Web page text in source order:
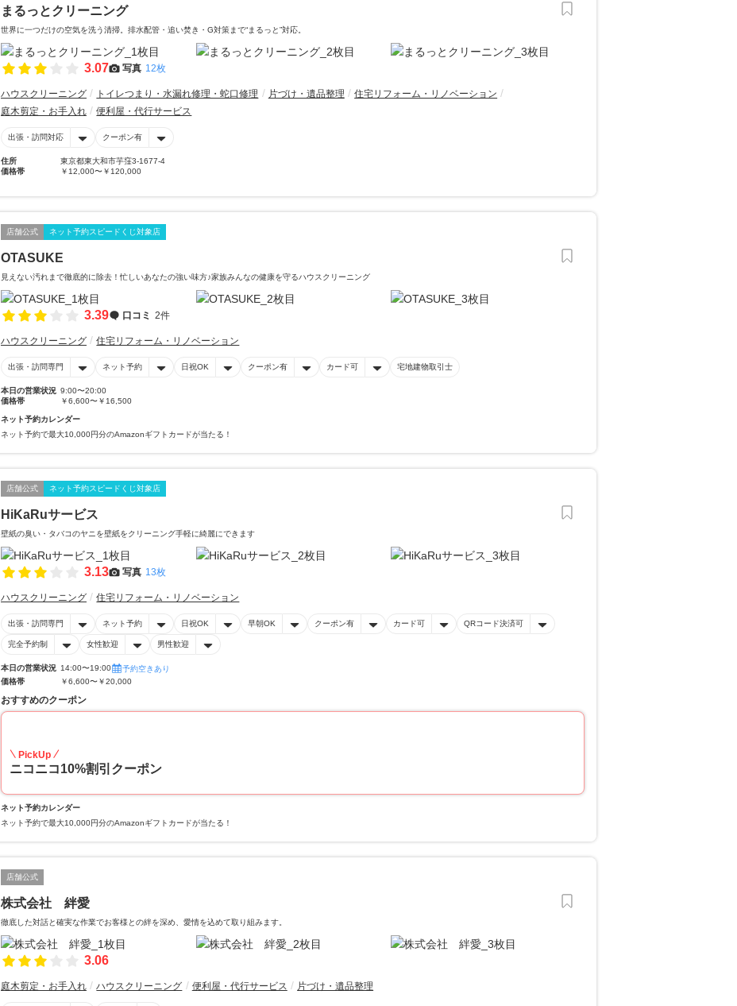
まるっとクリーニング
世界に一つだけの空気を洗う清掃。排水配管・追い焚き・G対策まで“まるっと”対応。
3.07 写真 12枚
ハウスクリーニング トイレつまり・水漏れ修理・蛇口修理 片づけ・遺品整理
住宅リフォーム・リノベーション
庭木剪定・お手入れ
便利屋・代行サービス
出張・訪問対応 クーポン有
住所
東京都東大和市芋窪3-1677-4
価格帯
￥12,000〜￥120,000
店舗公式 ネット予約スピードくじ対象店
OTASUKE
見えない汚れまで徹底的に除去！忙しいあなたの強い味方♪家族みんなの健康を守るハウスクリーニング
3.39 口コミ 2件
ハウスクリーニング 住宅リフォーム・リノベーション
出張・訪問専門 ネット予約 日祝OK クーポン有 カード可 宅地建物取引士
本日の営業状況 9:00〜20:00
価格帯
￥6,600〜￥16,500
ネット予約カレンダー
ネット予約で最大10,000円分のAmazonギフトカードが当たる！
店舗公式 ネット予約スピードくじ対象店
HiKaRuサービス
壁紙の臭い・タバコのヤニを壁紙をクリーニング手軽に綺麗にできます
3.13 写真 13枚
ハウスクリーニング 住宅リフォーム・リノベーション
出張・訪問専門 ネット予約 日祝OK 早朝OK クーポン有 カード可 QRコード決済可
完全予約制 女性歓迎 男性歓迎
本日の営業状況 14:00〜19:00
予約空きあり
価格帯
￥6,600〜￥20,000
おすすめのクーポン
PickUp
ニコニコ10%割引クーポン
ネット予約カレンダー
ネット予約で最大10,000円分のAmazonギフトカードが当たる！
店舗公式
株式会社 絆愛
徹底した対話と確実な作業でお客様との絆を深め、愛情を込めて取り組みます。
3.06
庭木剪定・お手入れ ハウスクリーニング 便利屋・代行サービス 片づけ・遺品整理